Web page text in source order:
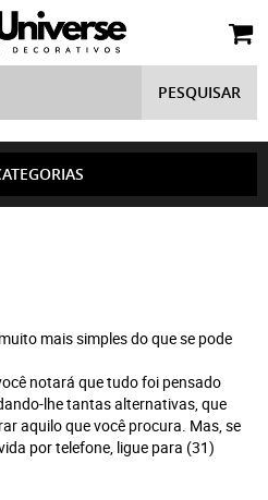
PESQUISAR
mais simples do que se pode
notará que tudo foi pensado
lhe tantas alternativas, que
aquilo que você procura. Mas, se
por telefone, ligue para (31)